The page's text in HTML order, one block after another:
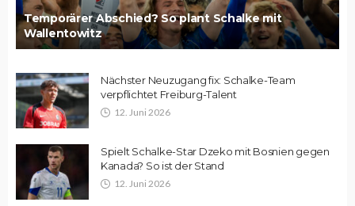
Temporärer Abschied? So plant Schalke mit
Wallentowitz
Nächster Neuzugang fix: Schalke-Team
verpflichtet Freiburg-Talent
12. Juni 2026
Spielt Schalke-Star Dzeko mit Bosnien gegen
Kanada? So ist der Stand
12. Juni 2026